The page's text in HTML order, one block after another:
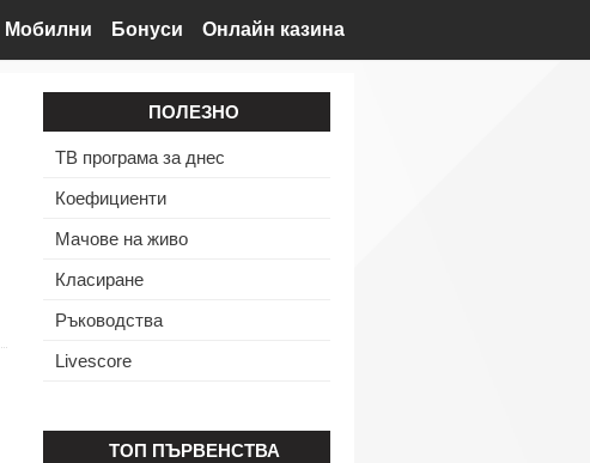
Мобилни Бонуси Онлайн казина
ПОЛЕЗНО
ТВ програма за днес
Коефициенти
Мачове на живо
Класиране
Ръководства
Livescore
ТОП ПЪРВЕНСТВА